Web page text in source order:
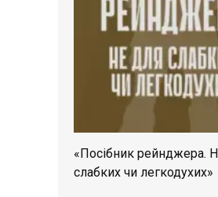
«Посібник рейнджера.
слабких чи легкодухих»